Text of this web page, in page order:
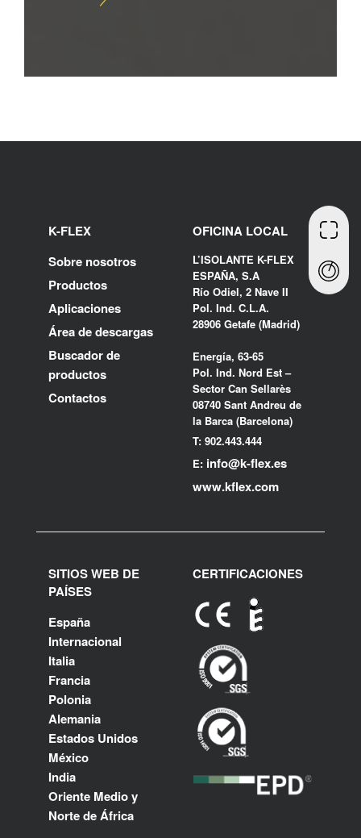
K-FLEX
Sobre nosotros
Productos
Aplicaciones
Área de descargas
Buscador de
productos
Contactos
OFICINA LOCAL
L’ISOLANTE K-FLEX
ESPAÑA, S.A
Río Odiel, 2 Nave II
Pol. Ind. C.L.A.
28906 Getafe (Madrid)
Energía, 63-65
Pol. Ind. Nord Est –
Sector Can Sellarès
08740 Sant Andreu de
la Barca (Barcelona)
T: 902.443.444
E: info@k-flex.es
www.kflex.com
SITIOS WEB DE
PAÍSES
España
Internacional
Italia
Francia
Polonia
Alemania
Estados Unidos
México
India
Oriente Medio y
Norte de África
CERTIFICACIONES